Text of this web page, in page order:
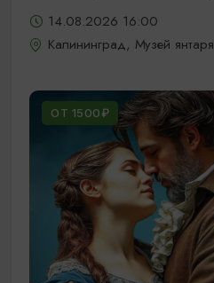
14.08.2026 16:00
Калининград, Музей янтаря
ОТ 1500₽